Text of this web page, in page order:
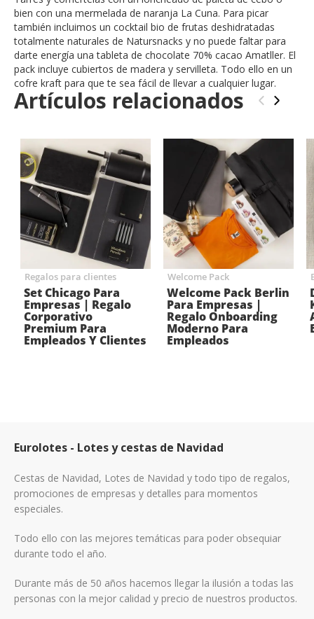
bien con una mermelada de naranja La Cuna. Para picar
también incluimos un cocktail bio de frutas deshidratadas
totalmente naturales de Natursnacks y no puede faltar para
darte energía una tableta de chocolate 70% cacao Amatller. El
pack incluye cubiertos de madera y servilleta. Todo ello en un
cofre kraft para que te sea fácil de llevar a cualquier lugar.
Artículos relacionados ‹ ›
Regalos para clientes
Set Chicago Para
Empresas | Regalo
Corporativo
Premium Para
Empleados Y Clientes
Welcome Pack
Welcome Pack Berlin
Para Empresas |
Regalo Onboarding
Moderno Para
Empleados
Eurolotes - Lotes y cestas de Navidad
Cestas de Navidad, Lotes de Navidad y todo tipo de regalos,
promociones de empresas y detalles para momentos
especiales.
Todo ello con las mejores temáticas para poder obsequiar
durante todo el año.
Durante más de 50 años hacemos llegar la ilusión a todas las
personas con la mejor calidad y precio de nuestros productos.